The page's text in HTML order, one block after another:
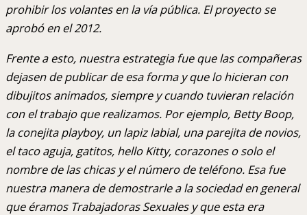
prohibir los volantes en la vía pública. El proyecto se
aprobó en el 2012.
Frente a esto, nuestra estrategia fue que las compañeras
dejasen de publicar de esa forma y que lo hicieran con
dibujitos animados, siempre y cuando tuvieran relación
con el trabajo que realizamos. Por ejemplo, Betty Boop,
la conejita playboy, un lapiz labial, una parejita de novios,
el taco aguja, gatitos, hello Kitty, corazones o solo el
nombre de las chicas y el número de teléfono. Esa fue
nuestra manera de demostrarle a la sociedad en general
que éramos Trabajadoras Sexuales y que esta era